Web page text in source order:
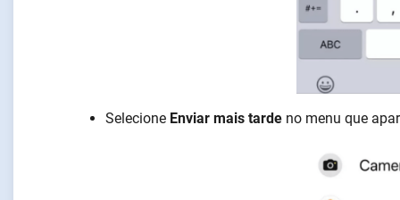
Selecione Enviar mais tarde no menu que